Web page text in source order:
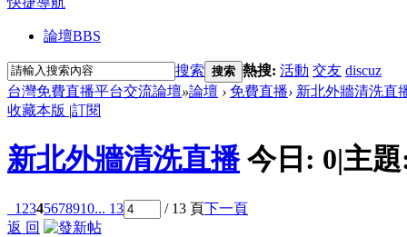
論壇BBS
搜索 搜索 熱搜: 活動 交友 discuz
台灣免費直播平台交流論壇»論壇 › 免費直播› 新北外牆清洗直
收藏本版 |訂閱
新北外牆清洗直播 今日: 0|主
1 2345678910... 13 / 13 頁下一頁
返 回